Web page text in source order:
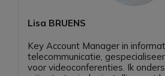
Lisa BRUENS
Key Account Manager in
telecommunicatie,
voor videoconferenties. Ik